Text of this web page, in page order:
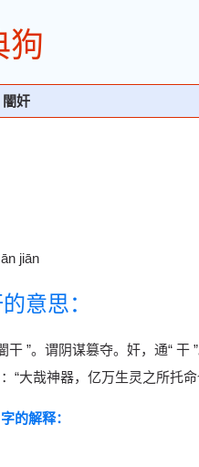
狗
闇奸
jiān
意思：
干 ”。谓阴谋篡夺。奸，通“
“大哉神器，亿万生灵之所托
的解释：